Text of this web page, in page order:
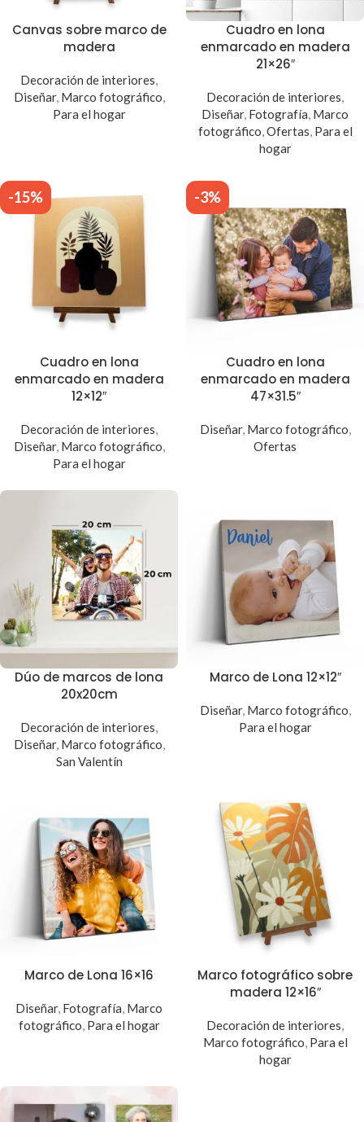
Canvas sobre marco de
madera
Decoración de interiores,
Diseñar, Marco fotográfico,
Para el hogar
Cuadro en lona
enmarcado en madera
21×26″
Decoración de interiores,
Diseñar, Fotografía, Marco
fotográfico,Ofertas, Para el
hogar
-15%
Cuadro en lona
enmarcado en madera
12×12″
Decoración de interiores,
Diseñar, Marco fotográfico,
Para el hogar
-3%
Cuadro en lona
enmarcado en madera
47×31.5″
Diseñar, Marco fotográfico,
Ofertas
Dúo de marcos de lona
20x20cm
Decoración de interiores,
Diseñar, Marco fotográfico,
San Valentín
Marco de Lona 12×12″
Diseñar, Marco fotográfico,
Para el hogar
Marco de Lona 16×16
Diseñar, Fotografía, Marco
fotográfico, Para el hogar
Marco fotográfico sobre
madera 12×16″
Decoración de interiores,
Marco fotográfico, Para el
hogar